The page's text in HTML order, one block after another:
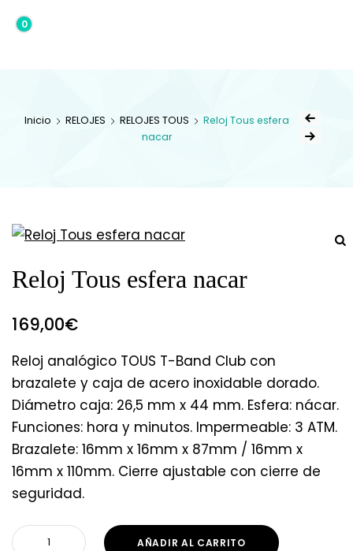
0,00€
0
Inicio RELOJES RELOJES TOUS
Reloj Tous esfera
nacar
Reloj Tous esfera nacar
169,00€
Reloj analógico TOUS T-Band Club con
brazalete y caja de acero inoxidable dorado.
Diámetro caja: 26,5 mm x 44 mm. Esfera: nácar.
Funciones: hora y minutos. Impermeable: 3 ATM.
Brazalete: 16mm x 16mm x 87mm / 16mm x
16mm x 110mm. Cierre ajustable con cierre de
seguridad.
AÑADIR AL CARRITO